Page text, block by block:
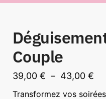
Couple
39,00 € – 43,00 €
de
Transformez vos